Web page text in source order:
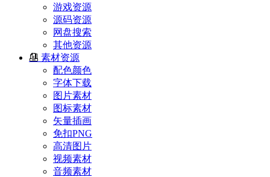
游戏资源
源码资源
网盘搜索
其他资源
素材资源
配色颜色
字体下载
图片素材
图标素材
矢量插画
免扣PNG
高清图片
视频素材
音频素材